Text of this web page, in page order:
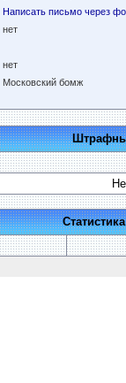
Написать письмо через
нет
нет
Московский бомж